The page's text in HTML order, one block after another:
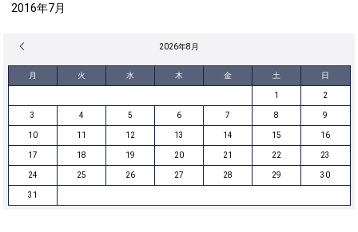
2016年7月
2026年8月
月 火 水 木 金 土 日
1 2
3 4 5 6 7 8 9
10 11 12 13 14 15 16
17 18 19 20 21 22 23
24 25 26 27 28 29 30
31